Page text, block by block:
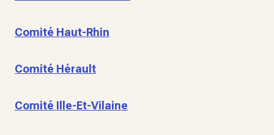
Comité Haut-Rhin
Comité Hérault
Comité Ille-Et-Vilaine